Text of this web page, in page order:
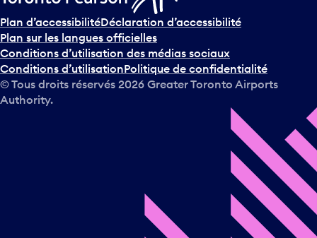
Plan d’accessibilitéDéclaration d’accessibilité
Plan sur les langues officielles
Conditions d’utilisation des médias sociaux
Conditions d’utilisationPolitique de confidentialité
© Tous droits réservés 2026 Greater Toronto Airports
Authority.